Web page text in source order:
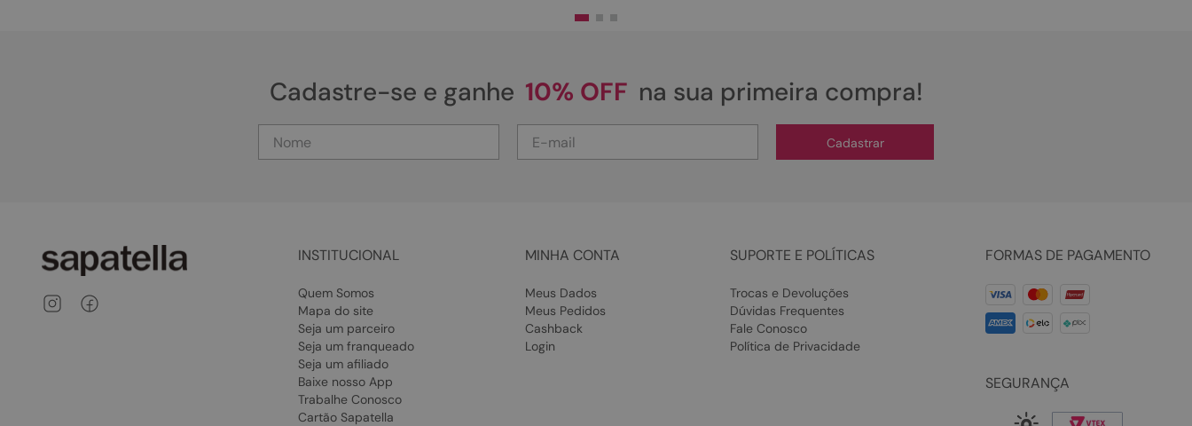
Cadastre-se e ganhe 10% OFF na sua primeira compra!
Cadastrar
INSTITUCIONAL
Quem Somos
Mapa do site
Seja um parceiro
Seja um franqueado
Seja um afiliado
Baixe nosso App
Trabalhe Conosco
Cartão Sapatella
MINHA CONTA
Meus Dados
Meus Pedidos
Cashback
Login
SUPORTE E POLÍTICAS
Trocas e Devoluções
Dúvidas Frequentes
Fale Conosco
Política de Privacidade
FORMAS DE PAGAMENTO
SEGURANÇA